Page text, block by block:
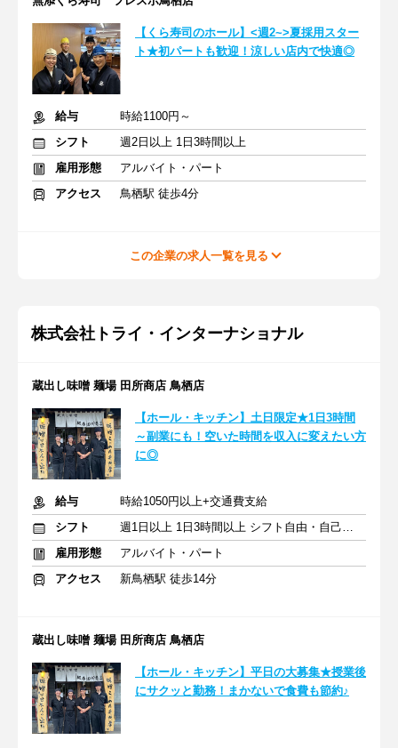
【くら寿司のホール】<週2~>夏採用スター
ト★初パートも歓迎！涼しい店内で快適◎
給与
時給1100円～
シフト
週2日以上 1日3時間以上
雇用形態
アルバイト・パート
アクセス
鳥栖駅 徒歩4分
この企業の求人一覧を見る
株式会社トライ・インターナショナル
蔵出し味噌 麺場 田所商店 鳥栖店
【ホール・キッチン】土日限定★1日3時間
～副業にも！空いた時間を収入に変えたい方
に◎
給与
時給1050円以上+交通費支給
シフト
週1日以上 1日3時間以上 シフト自由・自己申告
雇用形態
アルバイト・パート
アクセス
新鳥栖駅 徒歩14分
蔵出し味噌 麺場 田所商店 鳥栖店
【ホール・キッチン】平日の大募集★授業後
にサクッと勤務！まかないで食費も節約♪